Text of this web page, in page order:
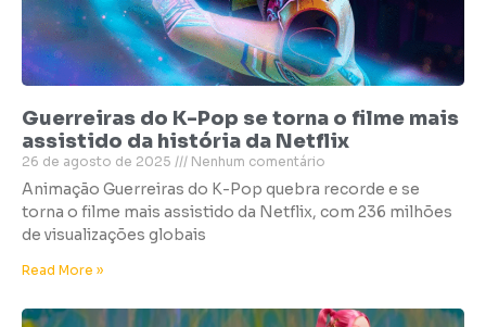
Guerreiras do K-Pop se torna o filme mais
assistido da história da Netflix
26 de agosto de 2025 Nenhum comentário
Animação Guerreiras do K-Pop quebra recorde e se
torna o filme mais assistido da Netflix, com 236 milhões
de visualizações globais
Read More »